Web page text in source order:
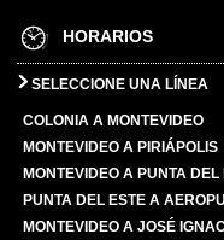
HORARIOS
SELECCIONE UNA LÍNEA
COLONIA A MONTEVIDEO
MONTEVIDEO A PIRIÁPOLIS
MONTEVIDEO A PUNTA DEL
PUNTA DEL ESTE A
MONTEVIDEO A JOSÉ